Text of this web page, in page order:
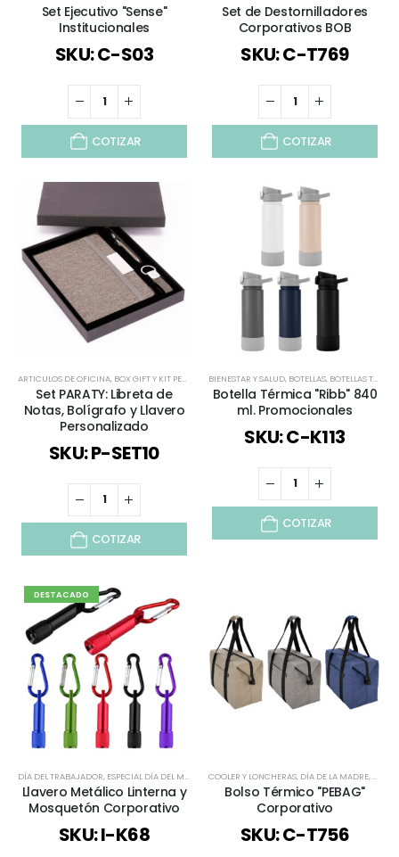
Set Ejecutivo "Sense"
Institucionales
SKU: C-S03
COTIZAR
Set de Destornilladores
Corporativos BOB
SKU: C-T769
COTIZAR
ARTICULOS DE OFICINA, BOX GIFT Y KIT PERSONALIZADOS ,CUADERNOS / LIBRETAS / MEMO,
Set PARATY: Libreta de
Notas, Bolígrafo y Llavero
Personalizado
SKU: P-SET10
COTIZAR
BIENESTAR Y SALUD, BOTELLAS, BOTELLAS TÉRMICAS Y ACERO INOX
Botella Térmica "Ribb" 840
ml. Promocionales
SKU: C-K113
COTIZAR
DESTACADO
DÍA DEL TRABAJADOR, ESPECIAL DÍA DEL MINERO ,LLAVEROS,LLAVEROS FUNCIONALES,VIAJES Y
Llavero Metálico Linterna y
Mosquetón Corporativo
SKU: I-K68
COOLER Y LONCHERAS, DÍA DE LA MADRE,DÍA
Bolso Térmico "PEBAG"
Corporativo
SKU: C-T756